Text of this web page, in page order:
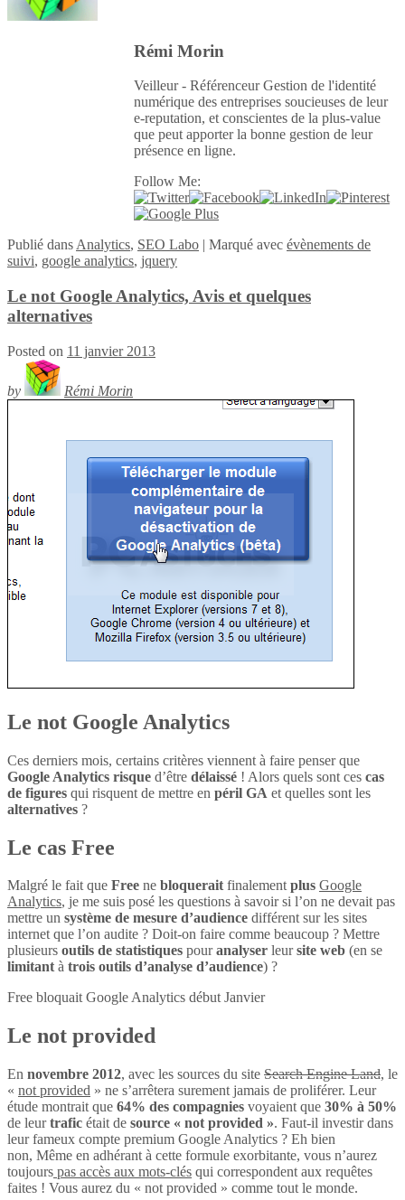
Rémi Morin
Veilleur - Référenceur Gestion de l'identité
numérique des entreprises soucieuses de leur
e-reputation, et conscientes de la plus-value
que peut apporter la bonne gestion de leur
présence en ligne.
Follow Me:
Publié dans Analytics, SEO Labo | Marqué avec évènements de
suivi, google analytics, jquery
Le not Google Analytics, Avis et quelques
alternatives
Posted on 11 janvier 2013
by Rémi Morin
Le not Google Analytics
Ces derniers mois, certains critères viennent à faire penser que
Google Analytics risque d’être délaissé ! Alors quels sont ces cas
de figures qui risquent de mettre en péril GA et quelles sont les
alternatives ?
Le cas Free
Malgré le fait que Free ne bloqueraitfinalementplus Google
Analytics, je me suis posé les questions à savoir si l’on ne devait pas
mettre un système de mesure d’audience différent sur les sites
internet que l’on audite ? Doit-on faire comme beaucoup ? Mettre
plusieurs outils de statistiques pouranalyser leursite web (en se
limitantà trois outils d’analyse d’audience) ?
Free bloquait Google Analytics début Janvier
Le not provided
En novembre 2012, avec les sources du site Search Engine Land, le
« not provided » ne s’arrêtera surement jamais de proliférer. Leur
étude montrait que 64% des compagnies voyaient que 30% à 50%
de leurtrafic était de source « not provided ». Faut-il investir dans
leur fameux compte premium Google Analytics ? Eh bien
non, Même en adhérant à cette formule exorbitante, vous n’aurez
toujours pas accès aux mots-clés qui correspondent aux requêtes
faites ! Vous aurez du « not provided » comme tout le monde.